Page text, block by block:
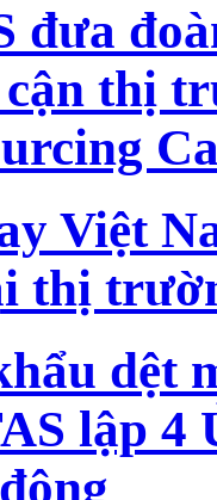
đưa
thị
Việt
thị
dệt
lập 4